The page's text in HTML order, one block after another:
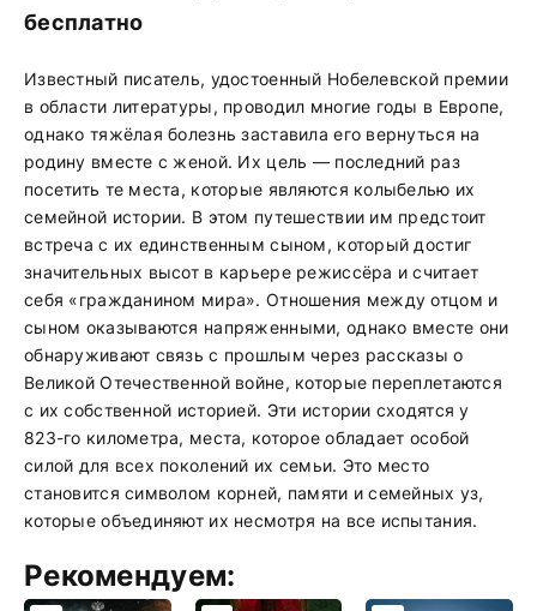
бесплатно
Известный писатель, удостоенный Нобелевской премии
в области литературы, проводил многие годы в Европе,
однако тяжёлая болезнь заставила его вернуться на
родину вместе с женой. Их цель — последний раз
посетить те места, которые являются колыбелью их
семейной истории. В этом путешествии им предстоит
встреча с их единственным сыном, который достиг
значительных высот в карьере режиссёра и считает
себя «гражданином мира». Отношения между отцом и
сыном оказываются напряженными, однако вместе они
обнаруживают связь с прошлым через рассказы о
Великой Отечественной войне, которые переплетаются
с их собственной историей. Эти истории сходятся у
823-го километра, места, которое обладает особой
силой для всех поколений их семьи. Это место
становится символом корней, памяти и семейных уз,
которые объединяют их несмотря на все испытания.
Рекомендуем: